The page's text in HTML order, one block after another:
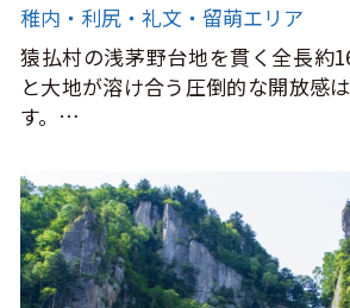
稚内・利尻・礼文・留萌エリア
猿払村の浅茅野台地を貫く全長約
と大地が溶け合う圧倒的な開放感
す。…